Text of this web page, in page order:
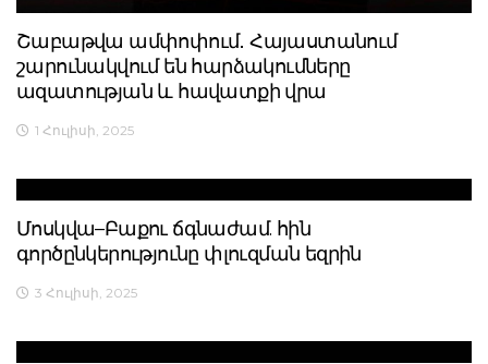
Շաբաթվա ամփոփում․ Հայաստանում
շարունակվում են հարձակումները
ազատության և հավատքի վրա
1 Հուլիսի, 2025
Մոսկվա–Բաքու ճգնաժամ. հին
գործընկերությունը փլուզման եզրին
3 Հուլիսի, 2025